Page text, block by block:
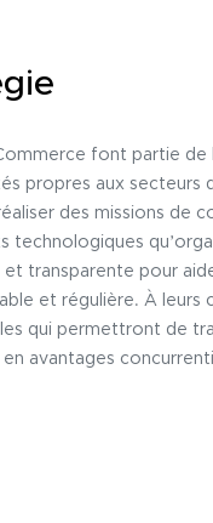
font partie de
propres aux secteurs
des missions de
technologiques
transparente pour
et régulière. À leurs
qui permettront de
avantages